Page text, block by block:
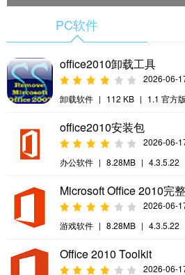
PC软件
office2010卸载工具
2026-06-
卸载软件 | 112 KB | 1.1 官方版
office2010安装包
2026-06-
办公软件 | 8.28MB | 4.3.5.22
Microsoft Office 2010完
2026-06-
游戏软件 | 8.28MB | 4.3.5.22
Office 2010 Toolkit
2026-06-